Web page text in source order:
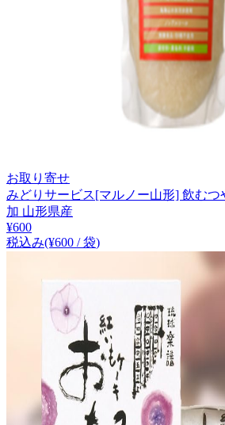
お取り寄せ
みどりサービス[マルノー山形] 飲むつ
加 山形県産
¥600
税込み(¥600 / 袋)